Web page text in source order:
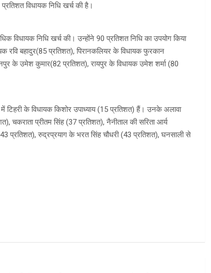
विधायक निधि खर्च की है।
विधायक निधि खर्च की। उन्होंने 90 प्रतिशत निधि का उपयोग किया
रवि बहादुर(85 प्रतिशत), पिरानकलियर के विधायक फुरकान
के उमेश कुमार(82 प्रतिशत), रायपुर के विधायक उमेश शर्मा (80
टिहरी के विधायक किशोर उपाध्याय (15 प्रतिशत) हैं। उनके अलावा
चकराता प्रीतम सिंह (37 प्रतिशत), नैनीताल की सरिता आर्य
प्रतिशत), रुद्रप्रयाग के भरत सिंह चौधरी (43 प्रतिशत), घनसाली से